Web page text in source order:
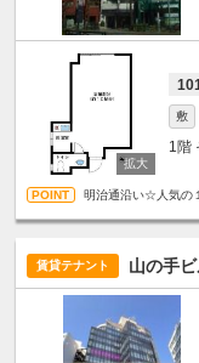
敷
1階
明治通沿い☆人気の
賃貸テナント 山の手